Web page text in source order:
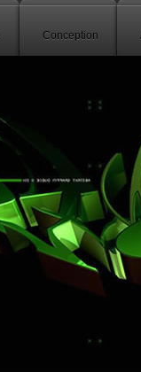
Conception